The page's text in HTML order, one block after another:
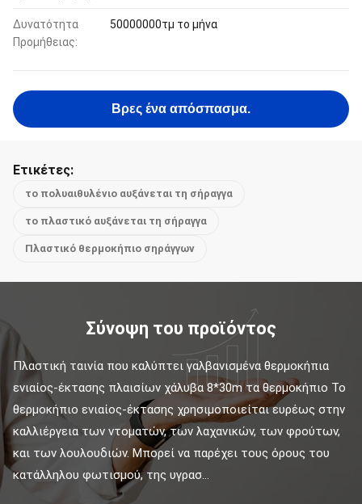
Δυνατότητα
Προμήθειας:
50000000τμ το μήνα
Βρες ένα απόσπασμα.
Ετικέτες:
το πολυαιθυλένιο αυξάνεται τη σήραγγα
το πλαστικό αυξάνεται τη σήραγγα
Πλαστικό θερμοκήπιο σηράγγων
Σύνοψη του προϊόντος
Πλαστική ταινία που καλύπτει γαλβανισμένα θερμοκήπια
ενιαίος-έκτασης πλαισίων χάλυβα 8*30m τα θερμοκήπιο Το
θερμοκήπιο ενιαίος-έκτασης χρησιμοποιείται ευρέως στην
καλλιέργεια των ντοματών, των λαχανικών, των φρούτων,
και των λουλουδιών. Μπορεί να παρέχει τους όρους του
κατάλληλου φωτισμού, της υγρασ...